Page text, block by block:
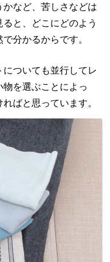
など、苦しさなどは
と、どこにどのよう
分かるからです。
ついても並行してレ
を選ぶことによっ
ばと思っています。